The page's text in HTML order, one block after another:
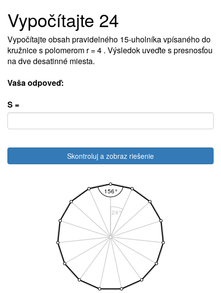
Vypočítajte 24
Vypočítajte obsah pravidelného 15-uholníka vpísaného do
kružnice s polomerom r = 4 . Výsledok uveďte s presnosťou
na dve desatinné miesta.
Vaša odpoveď:
S =
Skontroluj a zobraz riešenie